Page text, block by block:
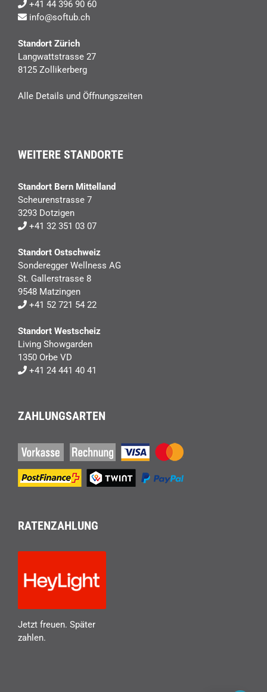
+41 44 396 90 60
info@softub.ch
Standort Zürich
Langwattstrasse 27
8125 Zollikerberg
Alle Details und Öffnungszeiten
WEITERE STANDORTE
Standort Bern Mittelland
Scheurenstrasse 7
3293 Dotzigen
+41 32 351 03 07
Standort Ostschweiz
Sonderegger Wellness AG
St. Gallerstrasse 8
9548 Matzingen
+41 52 721 54 22
Standort Westscheiz
Living Showgarden
1350 Orbe VD
+41 24 441 40 41
ZAHLUNGSARTEN
RATENZAHLUNG
Jetzt freuen. Später
zahlen.